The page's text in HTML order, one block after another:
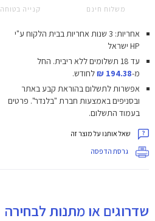
משלוח חינם קנייה בטוחה
אחריות: 3 שנות אחריות בבית הלקוח ע"י
HP ישראל
עד 18 תשלומים ללא ריבית.
החל
מ-194.38 ₪
לחודש.
אפשרות לתשלום בהוראת קבע באתר
ובסניפים באמצעות חברת "בלנדר". פרטים
בעמוד התשלום.
שאל אותנו על מוצר זה
גרסת הדפסה
שדרוגים או מתנות לבחירה